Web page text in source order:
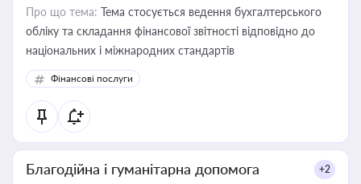
Про що тема: Тема стосується ведення бухгалтерського
обліку та складання фінансової звітності відповідно до
національних і міжнародних стандартів
Фінансові послуги
Благодійна і гуманітарна допомога +2